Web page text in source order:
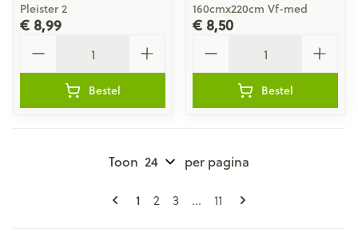
Pleister 2
€ 8,99
Bestel
160cmx220cm Vf-med
€ 8,50
Bestel
Pagina's
U lees momenteel pagina
1 Pagina
2 Pagina
3 ... Pagina
11
Toon per pagina